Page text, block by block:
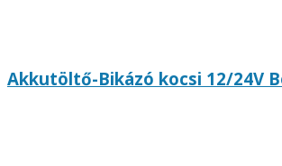
Akkutöltő-Bikázó kocsi 12/24V